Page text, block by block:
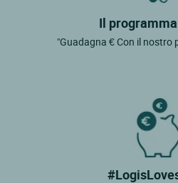
Il
"Guadagna € Con il nostro